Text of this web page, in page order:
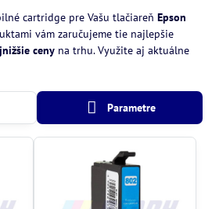
cartridge pre Vašu tlačiareň Epson
vám zaručujeme tie najlepšie
ceny na trhu. Využite aj aktuálne
Parametre